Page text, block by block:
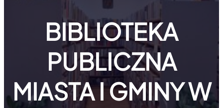
BIBLIOTEKA
PUBLICZNA
MIASTA I GMINY W